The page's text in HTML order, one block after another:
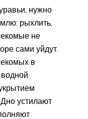
нужно
рыхлить,
не
сами уйдут.
в
устилают